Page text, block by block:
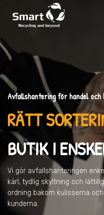
Avfallshantering för handel och
RÄTT
BUTIK I
Vi gör avfallshanteringen
kärl, tydlig skyltning och
ordning bakom kulisserna
kunderna.